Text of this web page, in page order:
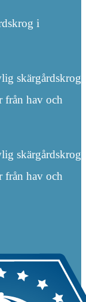
i
skärgårdskrog
från hav och
skärgårdskrog
från hav och